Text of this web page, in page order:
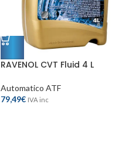
RAVENOL CVT Fluid 4 L
Automatico ATF
79,49€ IVA inc